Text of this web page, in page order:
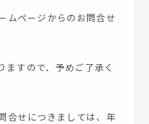
ムページからのお問合せ
すので、予めご了承く
合せにつきましては、年